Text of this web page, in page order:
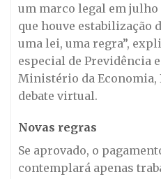
um marco legal em julho
que houve estabilização
uma lei, uma regra”,
especial de Previdência
Ministério da Economia,
debate virtual.
Novas regras
Se aprovado, o
contemplará apenas